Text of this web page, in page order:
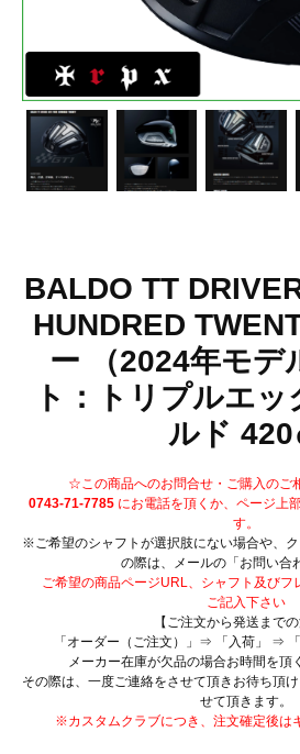
BALDO TT
HUNDRED
ー （2024年モデ
ト：トリプルエ
ルド 420
☆この商品へのお問合せ・ご購入のご
0743-71-7785 にお電話を頂くか、ページ上
す。
※ご希望のシャフトが選択肢にない場合や、
の際は、メールの「お問い合
ご希望の商品ページURL、シャフト及びフ
ご記入下さい
【ご注文から発送までの
「オーダー（ご注文）」⇒ 「入荷」 ⇒
メーカー在庫が欠品の場合お時間を頂
その際は、一度ご連絡をさせて頂きお待ち頂
せて頂きます。
※カスタムクラブにつき、注文確定後は